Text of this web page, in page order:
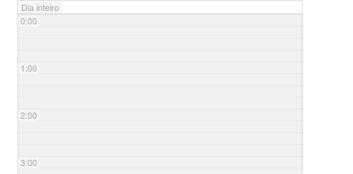
Dia inteiro
0:00
1:00
2:00
3:00